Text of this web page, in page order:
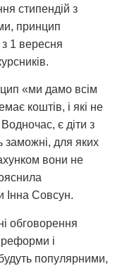
стипендій з
принцип
1 вересня
«ми дамо всім
коштів, і які не
є діти з
заможні, для яких
вони не
Інна Совсун.
обговорення
реформи і
популярними,